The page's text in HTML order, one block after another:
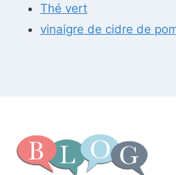
Thé vert
vinaigre de cidre de